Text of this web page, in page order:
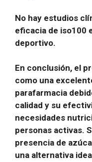
No hay estudios
eficacia de iso100
deportivo.
En conclusión, el
como una
parafarmacia
calidad y su
necesidades
personas activas.
presencia de
una alternativa